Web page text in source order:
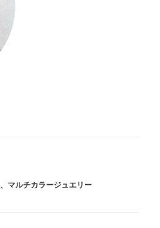
、 マルチカラージュエリー